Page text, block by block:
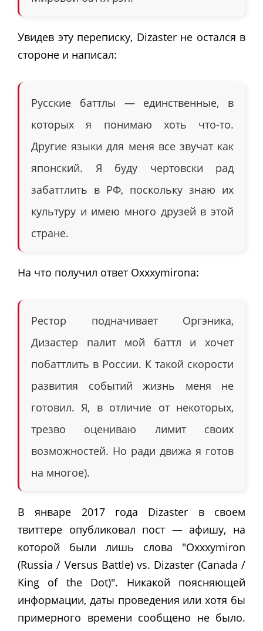
Увидев эту переписку, Dizaster не остался в
стороне и написал:
Русские баттлы — единственные, в
которых я понимаю хоть что-то.
Другие языки для меня все звучат как
японский. Я буду чертовски рад
забаттлить в РФ, поскольку знаю их
культуру и имею много друзей в этой
стране.
На что получил ответ Oxxxymironа:
Рестор подначивает Оргэника,
Дизастер палит мой баттл и хочет
побаттлить в России. К такой скорости
развития событий жизнь меня не
готовил. Я, в отличие от некоторых,
трезво оцениваю лимит своих
возможностей. Но ради движа я готов
на многое).
В январе 2017 года Dizaster в своем
твиттере опубликовал пост — афишу, на
которой были лишь слова "Oxxxymiron
(Russia / Versus Battle) vs. Dizaster (Canada /
King of the Dot)". Никакой поясняющей
информации, даты проведения или хотя бы
примерного времени сообщено не было.